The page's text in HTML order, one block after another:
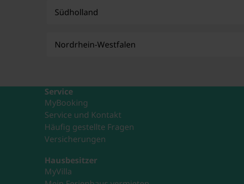
Südholland
Nordrhein-Westfalen
Service
MyBooking
Service und Kontakt
Häufig gestellte Fragen
Versicherungen
Hausbesitzer
MyVilla